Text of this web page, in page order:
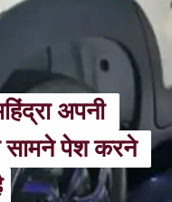
अपनी
सामने पेश करने
अपनी
सामने पेश करने